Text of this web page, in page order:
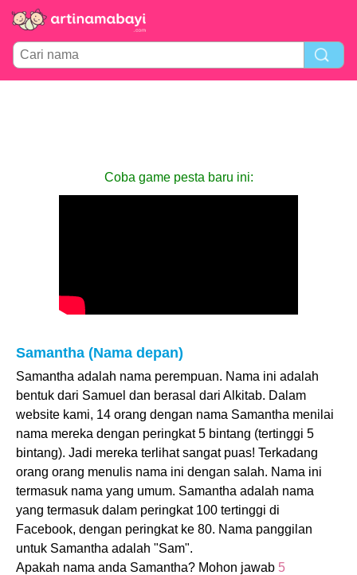
Coba game pesta baru ini:
Samantha (Nama depan)
Samantha adalah nama perempuan. Nama ini adalah
bentuk dari Samuel dan berasal dari Alkitab. Dalam
website kami, 14 orang dengan nama Samantha menilai
nama mereka dengan peringkat 5 bintang (tertinggi 5
bintang). Jadi mereka terlihat sangat puas! Terkadang
orang orang menulis nama ini dengan salah. Nama ini
termasuk nama yang umum. Samantha adalah nama
yang termasuk dalam peringkat 100 tertinggi di
Facebook, dengan peringkat ke 80. Nama panggilan
untuk Samantha adalah "Sam".
Apakah nama anda Samantha? Mohon jawab 5